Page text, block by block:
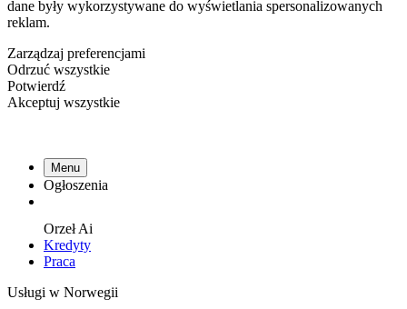
dane były wykorzystywane do wyświetlania spersonalizowanych
reklam.
Zarządzaj preferencjami
Odrzuć wszystkie
Potwierdź
Akceptuj wszystkie
Menu
Ogłoszenia
OrzełAi
Kredyty
Praca
Usługi w Norwegii